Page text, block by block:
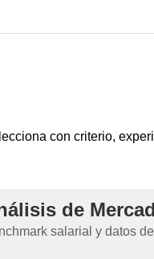
con criterio,
de
salarial y datos